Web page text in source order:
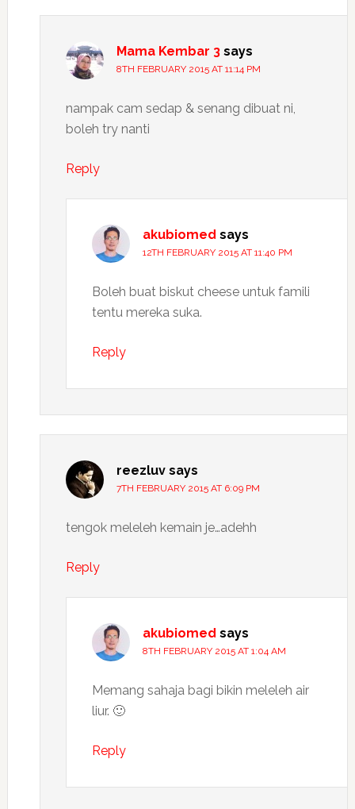
Mama Kembar 3 says
8TH FEBRUARY 2015 AT 11:14 PM
nampak cam sedap & senang dibuat ni,
boleh try nanti
Reply
akubiomed says
12TH FEBRUARY 2015 AT 11:40 PM
Boleh buat biskut cheese untuk famili
tentu mereka suka.
Reply
reezluv says
7TH FEBRUARY 2015 AT 6:09 PM
tengok meleleh kemain je…adehh
Reply
akubiomed says
8TH FEBRUARY 2015 AT 1:04 AM
Memang sahaja bagi bikin meleleh air
liur. 🙂
Reply